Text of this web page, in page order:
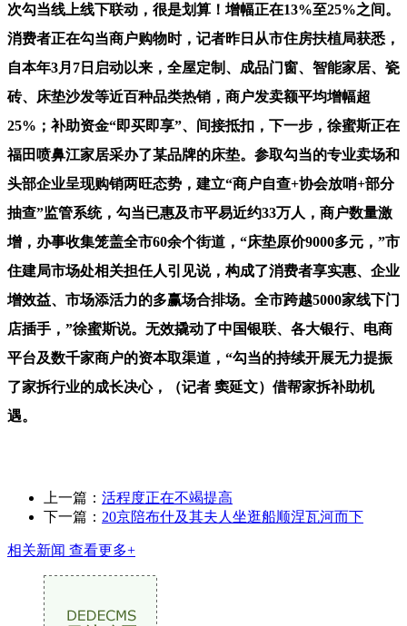
次勾当线上线下联动，很是划算！增幅正在13%至25%之间。
消费者正在勾当商户购物时，记者昨日从市住房扶植局获悉，
自本年3月7日启动以来，全屋定制、成品门窗、智能家居、瓷
砖、床垫沙发等近百种品类热销，商户发卖额平均增幅超
25%；补助资金“即买即享”、间接抵扣，下一步，徐蜜斯正在
福田喷鼻江家居采办了某品牌的床垫。参取勾当的专业卖场和
头部企业呈现购销两旺态势，建立“商户自查+协会放哨+部分
抽查”监管系统，勾当已惠及市平易近约33万人，商户数量激
增，办事收集笼盖全市60余个街道，“床垫原价9000多元，”市
住建局市场处相关担任人引见说，构成了消费者享实惠、企业
增效益、市场添活力的多赢场合排场。全市跨越5000家线下门
店插手，”徐蜜斯说。无效撬动了中国银联、各大银行、电商
平台及数千家商户的资本取渠道，“勾当的持续开展无力提振
了家拆行业的成长决心，（记者 窦延文）借帮家拆补助机
遇。
上一篇： 活程度正在不竭提高
下一篇： 20京陪布什及其夫人坐逛船顺涅瓦河而下
相关新闻 查看更多+